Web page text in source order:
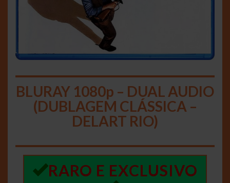
BLURAY 1080p – DUAL AUDIO
(DUBLAGEM CLÁSSICA –
DELART RIO)
RARO E EXCLUSIVO